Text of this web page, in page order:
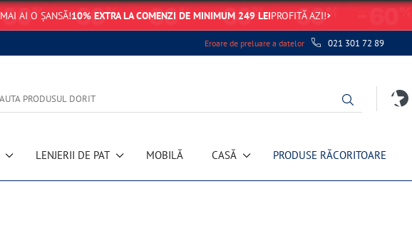
MAI AI O ȘANSĂ!10% EXTRA LA COMENZI DE MINIMUM 249 LEIPROFITĂ AZI!
Eroare de preluare a datelor 021 301 72 89
LENJERII DE PAT MOBILĂ CASĂ PRODUSE RĂCORITOARE